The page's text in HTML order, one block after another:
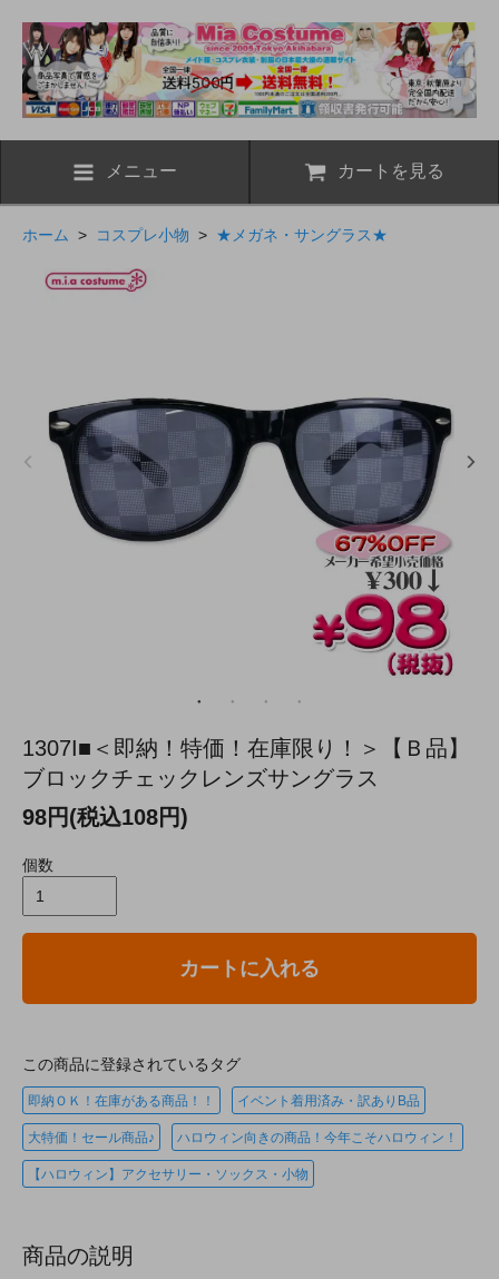
メニュー カートを見る
ホーム > コスプレ小物 > ★メガネ・サングラス★
1307I■＜即納！特価！在庫限り！＞【Ｂ品】
ブロックチェックレンズサングラス
98円(税込108円)
個数
カートに入れる
この商品に登録されているタグ
即納ＯＫ！在庫がある商品！！ イベント着用済み・訳ありB品
大特価！セール商品♪ ハロウィン向きの商品！今年こそハロウィン！
【ハロウィン】アクセサリー・ソックス・小物
商品の説明